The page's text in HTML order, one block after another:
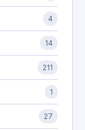
4
14
211
1
27